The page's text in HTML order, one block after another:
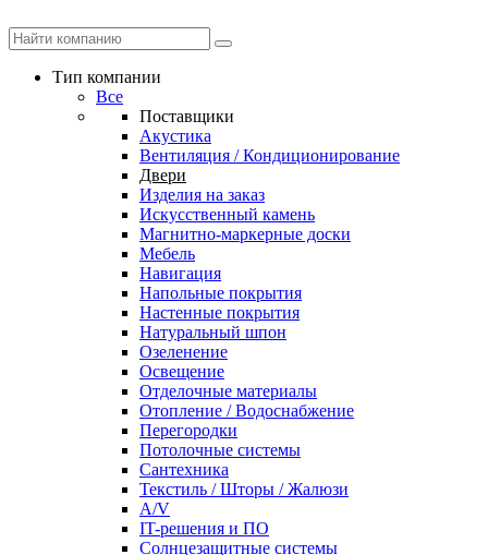
Тип компании
Все
Поставщики
Акустика
Вентиляция / Кондиционирование
Двери
Изделия на заказ
Искусственный камень
Магнитно-маркерные доски
Мебель
Навигация
Напольные покрытия
Настенные покрытия
Натуральный шпон
Озеленение
Освещение
Отделочные материалы
Отопление / Водоснабжение
Перегородки
Потолочные системы
Сантехника
Текстиль / Шторы / Жалюзи
A/V
IT-решения и ПО
Солнцезащитные системы